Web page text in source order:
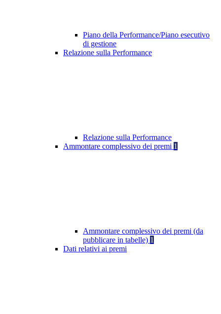
Piano della Performance/Piano esecutivo
di gestione
Relazione sulla Performance
Relazione sulla Performance
Ammontare complessivo dei premi 1
Ammontare complessivo dei premi (da
pubblicare in tabelle) 1
Dati relativi ai premi